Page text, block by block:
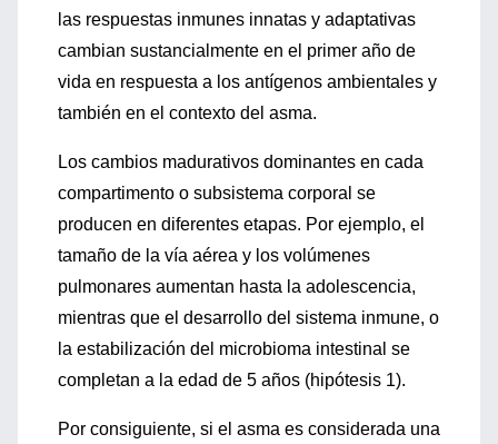
las respuestas inmunes innatas y adaptativas
cambian sustancialmente en el primer año de
vida en respuesta a los antígenos ambientales y
también en el contexto del asma.
Los cambios madurativos dominantes en cada
compartimento o subsistema corporal se
producen en diferentes etapas. Por ejemplo, el
tamaño de la vía aérea y los volúmenes
pulmonares aumentan hasta la adolescencia,
mientras que el desarrollo del sistema inmune, o
la estabilización del microbioma intestinal se
completan a la edad de 5 años (hipótesis 1).
Por consiguiente, si el asma es considerada una